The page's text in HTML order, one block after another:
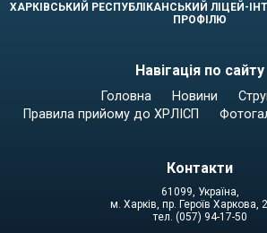
ХАРКІВСЬКИЙ РЕСПУБЛІКАНСЬКИЙ ЛІЦЕЙ-
ПРОФІЛЮ
Навігація по сайту
Головна Новини
Правила прийому до ХРЛІСП
Контакти
61099, Україна,
м. Харків, пр. Героїв Харкова,
тел. (057) 94-17-50